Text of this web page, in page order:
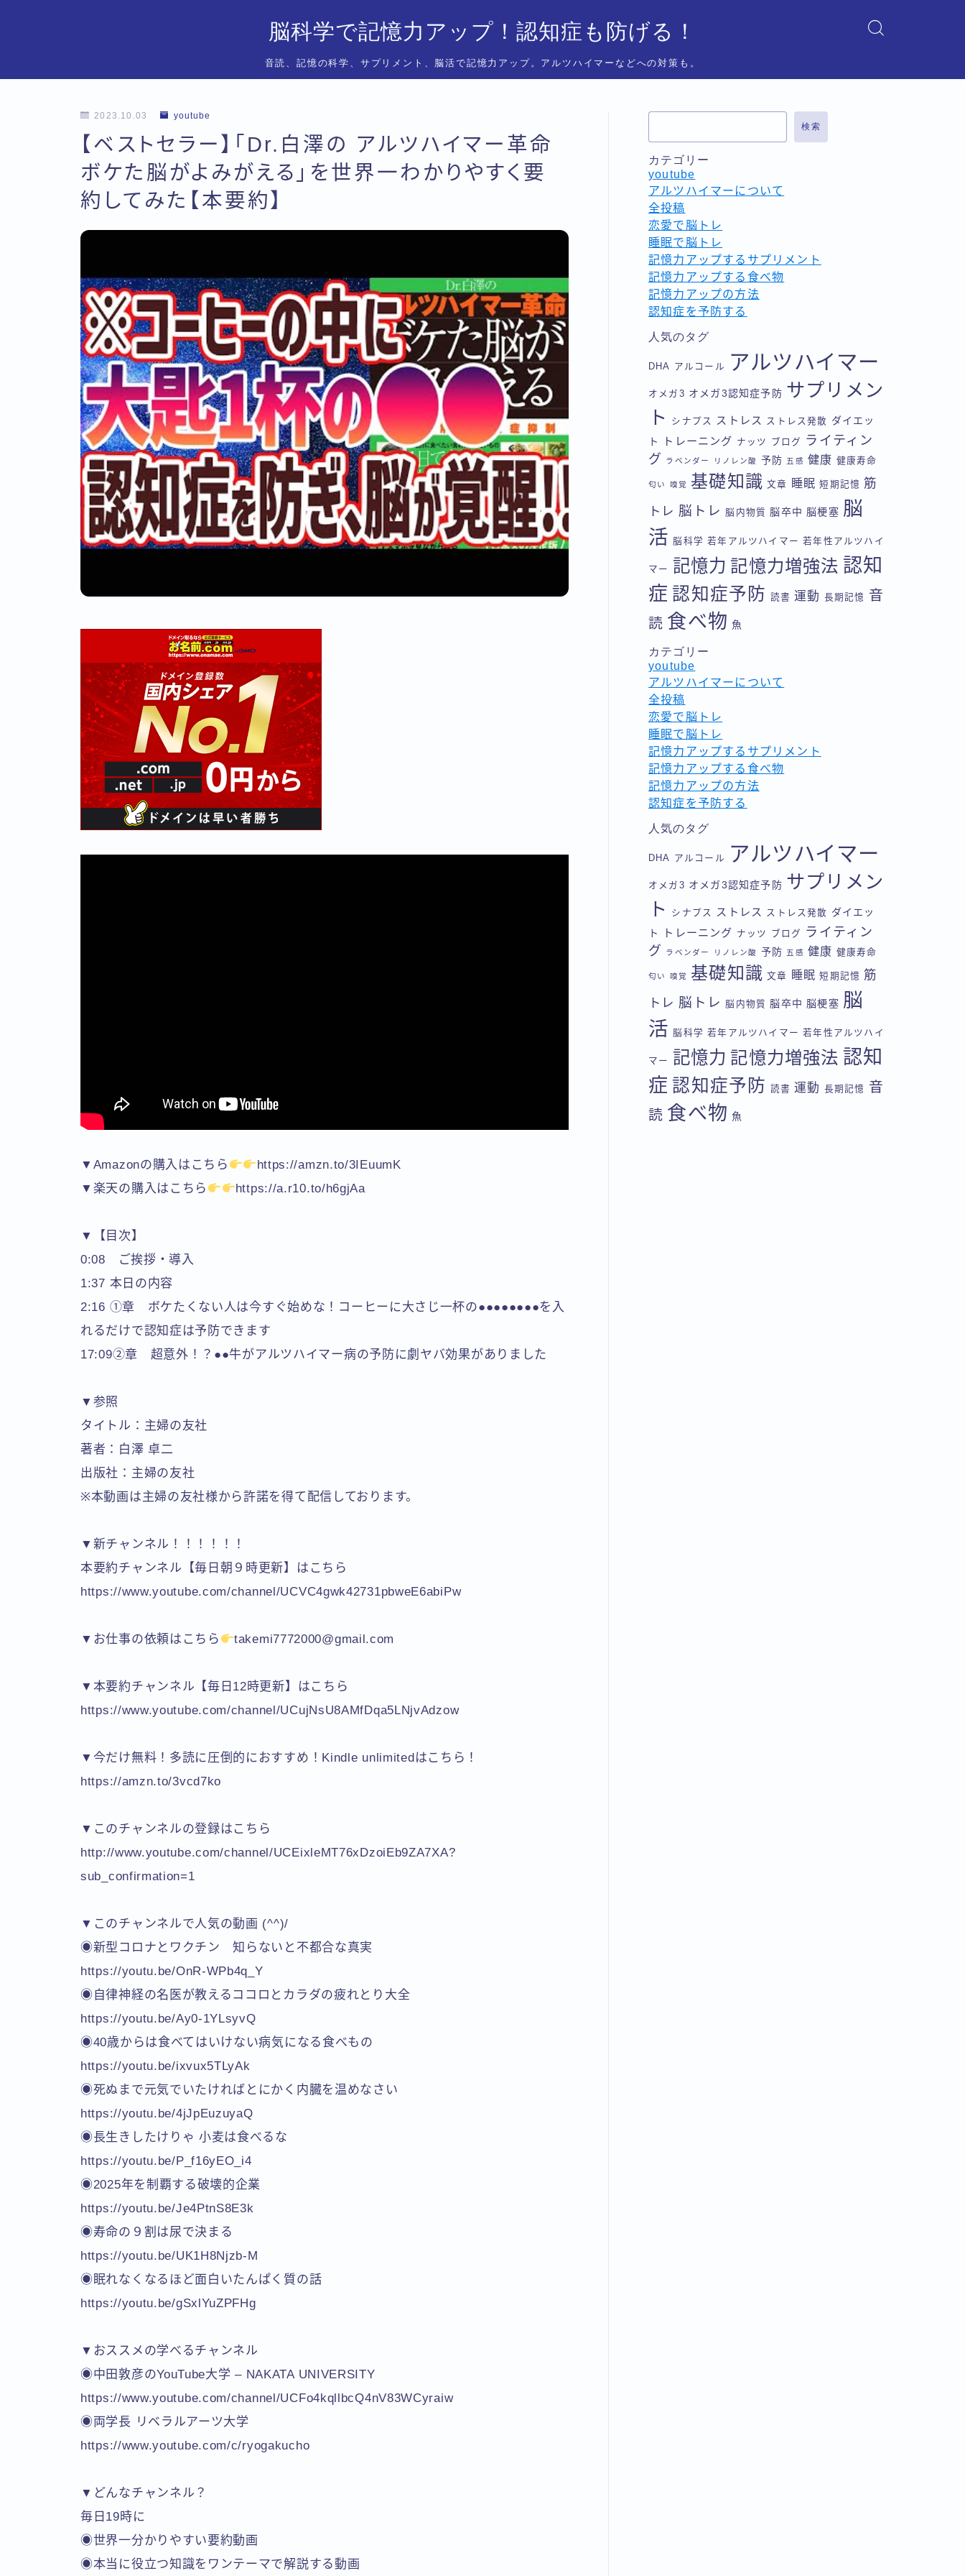
脳科学で記憶力アップ！認知症も防げる！
音読、記憶の科学、サプリメント、脳活で記憶力アップ。アルツハイマーなどへの対策も。
2023.10.03 youtube
【ベストセラー】「Dr.白澤の アルツハイマー革命
ボケた脳がよみがえる」を世界一わかりやすく要
約してみた【本要約】
▼Amazonの購入はこちら
https://amzn.to/3IEuumK
▼楽天の購入はこちら
https://a.r10.to/h6gjAa
▼【目次】
0:08 ご挨拶・導入
1:37 本日の内容
2:16 ①章 ボケたくない人は今すぐ始めな！コーヒーに大さじ一杯の●●●●●●●●を入
れるだけで認知症は予防できます
17:09②章 超意外！？●●牛がアルツハイマー病の予防に劇ヤバ効果がありました
▼参照
タイトル：主婦の友社
著者：白澤 卓二
出版社：主婦の友社
※本動画は主婦の友社様から許諾を得て配信しております。
▼新チャンネル！！！！！！
本要約チャンネル【毎日朝９時更新】はこちら
https://www.youtube.com/channel/UCVC4gwk42731pbweE6abiPw
▼お仕事の依頼はこちら takemi7772000@gmail.com
▼本要約チャンネル【毎日12時更新】はこちら
https://www.youtube.com/channel/UCujNsU8AMfDqa5LNjvAdzow
▼今だけ無料！多読に圧倒的におすすめ！Kindle unlimitedはこちら！
https://amzn.to/3vcd7ko
▼このチャンネルの登録はこちら
http://www.youtube.com/channel/UCEixleMT76xDzoiEb9ZA7XA?
sub_confirmation=1
▼このチャンネルで人気の動画 (^^)/
◉新型コロナとワクチン 知らないと不都合な真実
https://youtu.be/OnR-WPb4q_Y
◉自律神経の名医が教えるココロとカラダの疲れとり大全
https://youtu.be/Ay0-1YLsyvQ
◉40歳からは食べてはいけない病気になる食べもの
https://youtu.be/ixvux5TLyAk
◉死ぬまで元気でいたければとにかく内臓を温めなさい
https://youtu.be/4jJpEuzuyaQ
◉長生きしたけりゃ 小麦は食べるな
https://youtu.be/P_f16yEO_i4
◉2025年を制覇する破壊的企業
https://youtu.be/Je4PtnS8E3k
◉寿命の９割は尿で決まる
https://youtu.be/UK1H8Njzb-M
◉眠れなくなるほど面白いたんぱく質の話
https://youtu.be/gSxlYuZPFHg
▼おススメの学べるチャンネル
◉中田敦彦のYouTube大学 – NAKATA UNIVERSITY
https://www.youtube.com/channel/UCFo4kqllbcQ4nV83WCyraiw
◉両学長 リベラルアーツ大学
https://www.youtube.com/c/ryogakucho
▼どんなチャンネル？
毎日19時に
◉世界一分かりやすい要約動画
◉本当に役立つ知識をワンテーマで解説する動画
検索
カテゴリー
youtube
アルツハイマーについて
全投稿
恋愛で脳トレ
睡眠で脳トレ
記憶力アップするサプリメント
記憶力アップする食べ物
記憶力アップの方法
認知症を予防する
人気のタグ
DHA アルコール アルツハイマー
オメガ3 オメガ3認知症予防 サプリメン
ト
シナプス ストレス ストレス発散 ダイエッ
ト
トレーニング ナッツ ブログ
ライティン
グ
ラベンダー リノレン酸 予防 五感 健康 健康寿命
匂い 嗅覚 基礎知識 文章 睡眠 短期記憶 筋
トレ 脳トレ 脳内物質 脳卒中 脳梗塞 脳
活
脳科学 若年アルツハイマー 若年性アルツハイ
マー 記憶力 記憶力増強法 認知
症 認知症予防 読書 運動 長期記憶
音
読 食べ物 魚
カテゴリー
youtube
アルツハイマーについて
全投稿
恋愛で脳トレ
睡眠で脳トレ
記憶力アップするサプリメント
記憶力アップする食べ物
記憶力アップの方法
認知症を予防する
人気のタグ
DHA アルコール アルツハイマー
オメガ3 オメガ3認知症予防 サプリメン
ト
シナプス ストレス ストレス発散 ダイエッ
ト
トレーニング ナッツ ブログ
ライティン
グ
ラベンダー リノレン酸 予防 五感 健康 健康寿命
匂い 嗅覚 基礎知識 文章 睡眠 短期記憶 筋
トレ 脳トレ 脳内物質 脳卒中 脳梗塞 脳
活
脳科学 若年アルツハイマー 若年性アルツハイ
マー 記憶力 記憶力増強法 認知
症 認知症予防 読書 運動 長期記憶
音
読 食べ物 魚